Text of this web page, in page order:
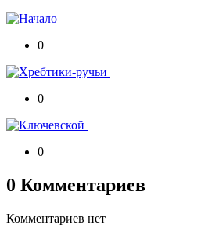
0
0
0
0 Комментариев
Комментариев нет